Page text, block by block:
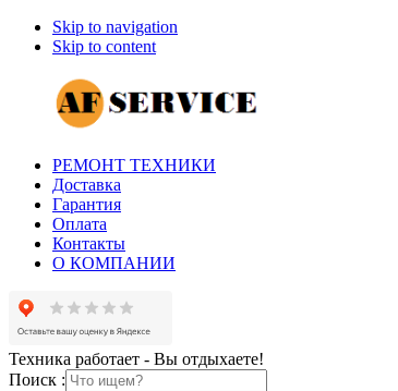
Skip to navigation
Skip to content
РЕМОНТ ТЕХНИКИ
Доставка
Гарантия
Оплата
Контакты
О КОМПАНИИ
Техника работает - Вы отдыхаете!
Поиск :